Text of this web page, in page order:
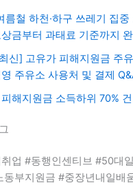
름철 하천·하구 쓰레기 집
금부터 과태료 기준까지
신] 고유가 피해지원금 주
영 주유소 사용처 및 결제
해지원금 소득하위 70%
업 #동행인센티브 #50대
동부지원금 #중장년내일배